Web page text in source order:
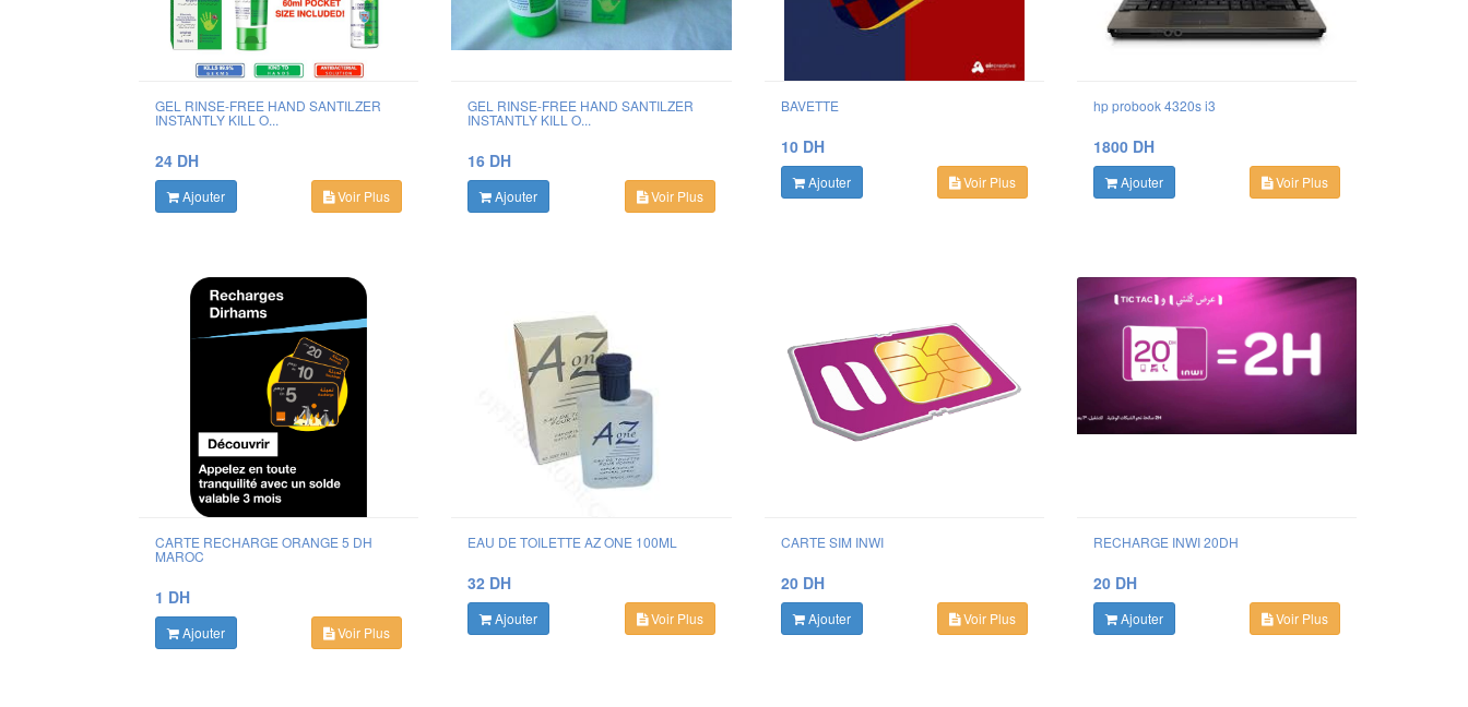
GEL RINSE-FREE HAND SANTILZER
INSTANTLY KILL O...
24 DH
Ajouter Voir Plus
GEL RINSE-FREE HAND SANTILZER
INSTANTLY KILL O...
16 DH
Ajouter Voir Plus
BAVETTE
10 DH
Ajouter Voir Plus
hp probook 4320s i3
1800 DH
Ajouter Voir Plus
CARTE RECHARGE ORANGE 5 DH
MAROC
1 DH
Ajouter Voir Plus
EAU DE TOILETTE AZ ONE 100ML
32 DH
Ajouter Voir Plus
CARTE SIM INWI
20 DH
Ajouter Voir Plus
RECHARGE INWI 20DH
20 DH
Ajouter Voir Plus